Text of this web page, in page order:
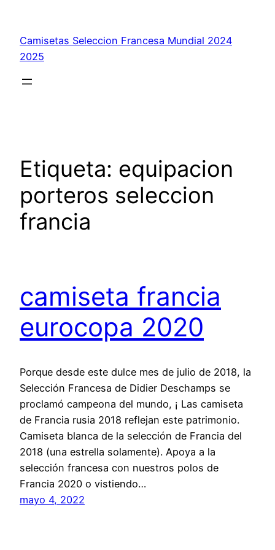
contenido
Camisetas Seleccion Francesa Mundial 2024
2025
Etiqueta: equipacion
porteros seleccion
francia
camiseta francia
eurocopa 2020
Porque desde este dulce mes de julio de 2018, la
Selección Francesa de Didier Deschamps se
proclamó campeona del mundo, ¡ Las camiseta
de Francia rusia 2018 reflejan este patrimonio.
Camiseta blanca de la selección de Francia del
2018 (una estrella solamente). Apoya a la
selección francesa con nuestros polos de
Francia 2020 o vistiendo…
mayo 4, 2022